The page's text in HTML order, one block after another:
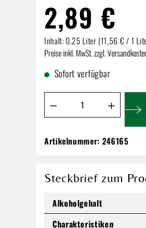
2,89 €
Inhalt: 0.25 Liter (11,56 € / 1
Preise inkl. MwSt. zzgl.
Sofort verfügbar
Produkt Anzahl: Gib
Just Chardonnay |
2,89 €
Preise inkl. MwSt. zzgl. Versandkosten
Artikelnummer: 246165
Steckbrief zum
Alkoholgehalt
Charakteristiken